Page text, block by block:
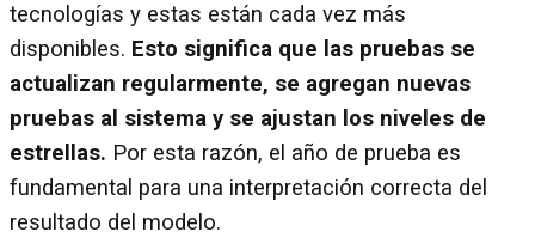
tecnologías y estas están cada vez más
disponibles. Esto significa que las pruebas se
actualizan regularmente, se agregan nuevas
pruebas al sistema y se ajustan los niveles de
estrellas. Por esta razón, el año de prueba es
fundamental para una interpretación correcta del
resultado del modelo.